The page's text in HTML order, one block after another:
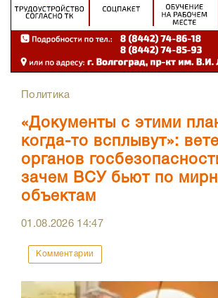
Политика
«Документы с этими
когда-то всплывут»:
органов
зачем ВСУ бьют по
объектам
01.08.2026 14:47
Комментарии